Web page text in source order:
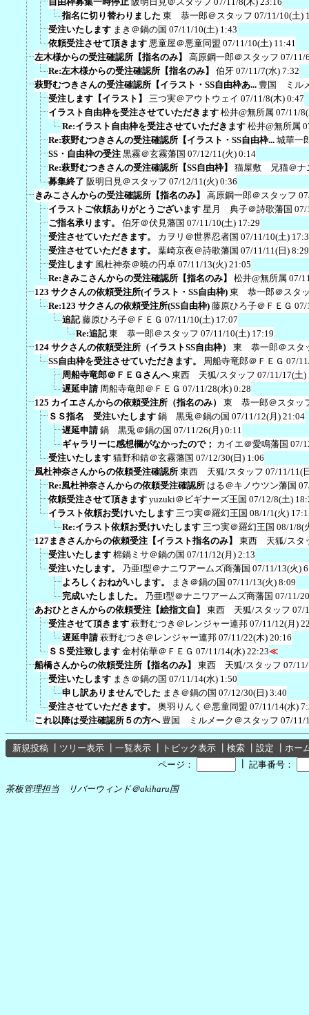
指名に切り替わりました 東 恭一郎＠スタッフ 07/11/10(土)
受注いたします まき＠鍋の国 07/11/10(土) 1:43
依頼受注させて頂きます 悪童屋＠悪童同盟 07/11/10(土) 11:41
左木様からの受注確認所【指名のみ】
高原鋼一郎＠スタッフ 07/11/
Re:左木様からの受注確認所【指名のみ】
伯牙 07/11/7(水) 7:32
萩野むつきさんの受注確認所【イラスト・SS自由枠あ... 豊国 ミル
受注します【イラスト】
三つ実＠アウトウェイ 07/11/8(木) 0:47
イラスト自由枠を受注させていただきます 松井@無所属 07/11/
Re:イラスト自由枠を受注させていただきます 松井@無所属
Re:萩野むつきさんの受注確認所【イラスト・SS自由枠... 城華一
SS・自由枠の受注 黒霧＠玄霧藩国 07/12/11(火) 0:14
Re:萩野むつきさんの受注確認所【SS自由枠】
猫屋敷 兄猫＠ナ
募集終了 阪明日見＠スタッフ 07/12/11(火) 0:36
きみこさんからの受注確認所【指名のみ】
高原鋼一郎＠スタッフ
イラストご依頼ありがとうございます 星月 典子＠詩歌藩国 07/
ご指名承ります。
伯牙＠伏見藩国 07/11/10(土) 17:29
受注させていただきます。
カヲリ＠世界忍者国 07/11/10(土)
受注させていただきます。
葉崎京夜＠詩歌藩国 07/11/11(日) 8:29
受注します 風杜神奈＠暁の円卓 07/11/13(火) 21:05
Re:きみこさんからの受注確認所【指名のみ】
松井@無所属 07/
123 サクさんの依頼受注所(イラスト・SS自由枠) 東 恭一郎＠スタ
Re:123 サクさんの依頼受注所(SS自由枠) 藤原ひろ子＠ＦＥＧ 07/
追記 藤原ひろ子＠ＦＥＧ 07/11/10(土) 17:07
Re:追記 東 恭一郎＠スタッフ 07/11/10(土) 17:19
124 サクさんの依頼受注所（イラストSS自由枠）
東 恭一郎＠スタ
SS自由枠を受注させていただきます。
周船寺竜郎＠ＦＥＧ 07/
周船寺竜郎＠ＦＥＧさんへ 東西 天狐/スタッフ 07/11/17(土)
遅延申請 周船寺竜郎＠ＦＥＧ 07/11/28(水) 0:28
125 カイエさんからの依頼受注所（指名のみ）
東 恭一郎＠スタッ
ＳＳ指名 受注いたします 鍋 黒兎＠鍋の国 07/11/12(月) 21:04
遅延申請 鍋 黒兎＠鍋の国 07/11/26(月) 0:11
ギャラリーに感想欄がなかったので； カイエ＠愛鳴藩国 07/
受注いたします 猫野和錆＠玄霧藩国 07/12/30(日) 1:06
風杜神奈さんからの依頼受注確認所 東西 天狐/スタッフ 07/11/11(
Re:風杜神奈さんからの依頼受注確認所 はる＠キノウツン藩国
依頼受注させて頂きます yuzuki＠ビギナーズ王国 07/12/8(土)
イラスト依頼お受けいたします 三つ実＠羅幻王国 08/1/1(火)
Re:イラスト依頼お受けいたします 三つ実＠羅幻王国 08/1/8(
127まきさんからの依頼受注【イラスト指名のみ】
東西 天狐/スタ
受注いたします 棉鍋ミサ＠鍋の国 07/11/12(月) 2:13
受注いたします。
乃亜I型＠ナニワアームズ商藩国 07/11/13(火)
よろしくおねがいします。
まき＠鍋の国 07/11/13(火) 8:09
完成いたしました。
乃亜I型＠ナニワアームズ商藩国 07/11/
あおひとさんからの依頼受注【絵指文自】
東西 天狐/スタッフ 07/
受注させて頂きます 萩野むつき＠レンジャー連邦 07/11/12(月)
遅延申請 萩野むつき＠レンジャー連邦 07/11/22(木) 20:16
ＳＳ受注致します 金村佑華＠ＦＥＧ 07/11/14(水) 22:23≪
船橋さんからの依頼受注所【指名のみ】
東西 天狐/スタッフ 07/
受注いたします まき＠鍋の国 07/11/14(水) 1:50
申し訳ありませんでした まき＠鍋の国 07/12/30(日) 3:40
受注させていただきます。
奥羽りんく＠悪童同盟 07/11/14(水)
これ以降は受注確認所５の方へ 豊国 ミルメーク＠スタッフ 07/11/
新規投稿 ツリー表示 一覧表示 トピック表示 検索 設定
ホー
ページ：
記事番号：
茶板管理担当 リバーウィンド＠akiharu国